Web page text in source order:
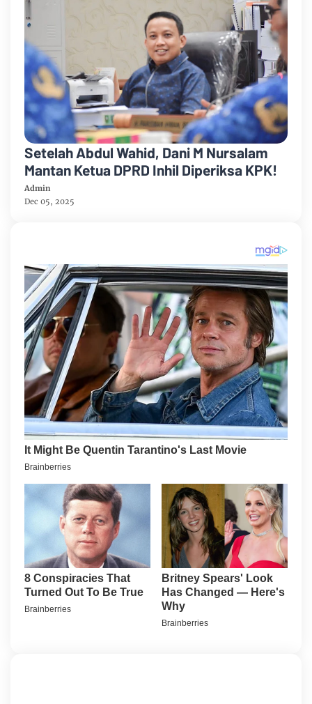
Setelah Abdul Wahid, Dani M Nursalam
Mantan Ketua DPRD Inhil Diperiksa KPK!
Admin
Dec 05, 2025